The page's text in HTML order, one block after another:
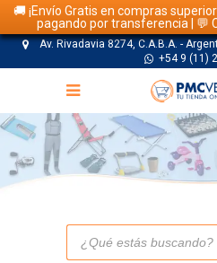
🚚 ¡Envío Gratis en compras
pagando por transferencia | 💬
Av. Rivadavia 8274, C.A.B.A. -
+54 9 (11)
Búsqueda
productos